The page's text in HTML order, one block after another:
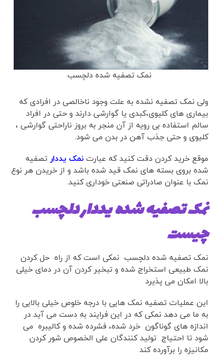
نمک تصفیه شده دلچسب
ولی نمک تصفیه نشده به علت وجود ناخالصی در افرادی که
بیماری های کلیوی،کبدی یا گوارشی دارند و حتی در افراد
سالم استفاده بی رویه از آن منجر به بروز ناراحتی گوارشی ،
کلیوی و حتی جذب آهن در بدن می شود.
موقع خرید کردن دقت کنید که عبارتنمک یددار تصفیه
شده بروی بسته های نمک قید شده باشد و از خریدن هر نوع
نمک با عنوان صادراتی صنعتی خوداری کنید.
نمک تصفیه شده یددار دلچسب
چیست
نمک تصفیه شده دلچسب نمکی است که از راه حل کردن
نمک طبیعی استخراج شده و تبخیر کردن آن در دمای خیلی
بالا امکان می پذیرد
این عملیات تصفیه نمک هایی با درجه خلوص خیلی بالایی را
به ما می دهد نمکی که در این فرایند به دست می آید در
اندازه های گوناگون خرد شده، فشرده شده و کالیبره می
شود تا احتیاج تولید کنندگان علی الخصوص شور کردن
مکانیزه را برآورده کند